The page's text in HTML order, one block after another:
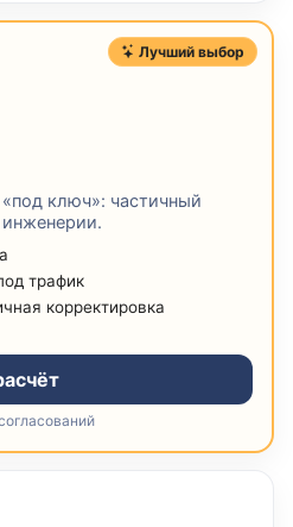
Лучший выбор
ключ»: частичный
трафик
корректировка